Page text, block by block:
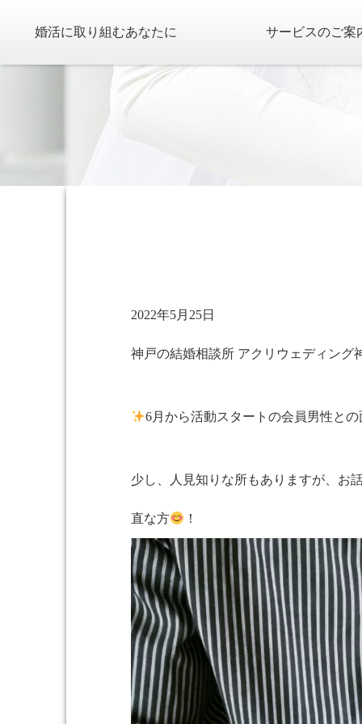
婚活に取り組むあなたに サービスのご案
2022年5月25日
神戸の結婚相談所 アクリウェディング
6月から活動スタートの会員男性との
少し、人見知りな所もありますが、お
直な方 ！